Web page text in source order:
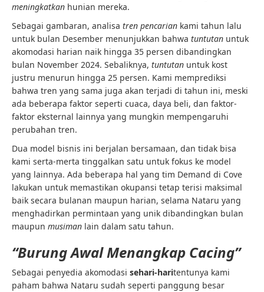
meningkatkan hunian mereka.
Sebagai gambaran, analisa tren pencarian kami tahun lalu
untuk bulan Desember menunjukkan bahwa tuntutan untuk
akomodasi harian naik hingga 35 persen dibandingkan
bulan November 2024. Sebaliknya, tuntutan untuk kost
justru menurun hingga 25 persen. Kami memprediksi
bahwa tren yang sama juga akan terjadi di tahun ini, meski
ada beberapa faktor seperti cuaca, daya beli, dan faktor-
faktor eksternal lainnya yang mungkin mempengaruhi
perubahan tren.
Dua model bisnis ini berjalan bersamaan, dan tidak bisa
kami serta-merta tinggalkan satu untuk fokus ke model
yang lainnya. Ada beberapa hal yang tim Demand di Cove
lakukan untuk memastikan okupansi tetap terisi maksimal
baik secara bulanan maupun harian, selama Nataru yang
menghadirkan permintaan yang unik dibandingkan bulan
maupun musiman lain dalam satu tahun.
“Burung Awal Menangkap Cacing”
Sebagai penyedia akomodasi sehari-haritentunya kami
paham bahwa Nataru sudah seperti panggung besar